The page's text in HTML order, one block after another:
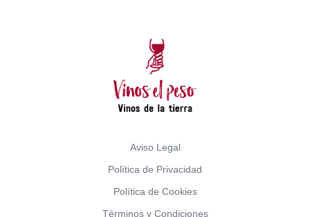
Aviso Legal
Política de Privacidad
Política de Cookies
Términos y Condiciones